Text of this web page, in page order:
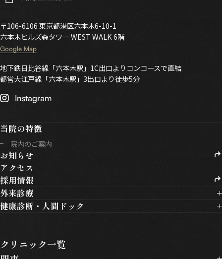
〒106-6106 東京都港区六本木6-10-1
六本木ヒルズ森タワー WEST WALK 6階
Google Map
地下鉄日比谷線「六本木駅」1C出口よりコンコースで直結
都営大江戸線「六本木駅」3出口より徒歩5分
Instagram
当院の特徴
院内のご案内
お知らせ
アクセス
採用情報
外来診療
外来診療トップ
整形外科
健康診断・人間ドック
雇入時健康診断
クリニック一覧